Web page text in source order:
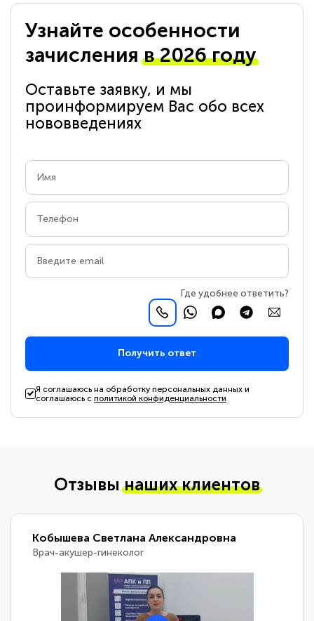
Узнайте особенности
зачисленияв 2026 году
Оставьте заявку, и мы
проинформируем Вас обо всех
нововведениях
Где удобнее ответить?
Получить ответ
Я соглашаюсь на обработку персональных данных и
соглашаюсь сполитикой конфиденциальности
Отзывынаших клиентов
Кобышева Светлана Александровна
Врач-акушер-гинеколог